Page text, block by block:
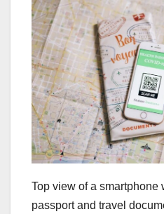
Top view of a smartphone
passport and travel